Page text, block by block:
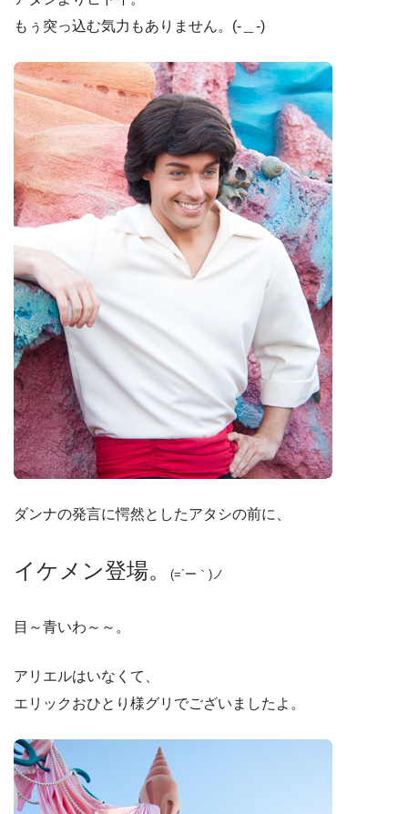
もぅ突っ込む気力もありません。(-＿-)
ダンナの発言に愕然としたアタシの前に、
イケメン登場。 (=´ー｀)ノ
目～青いわ～～。
アリエルはいなくて、
エリックおひとり様グリでございましたよ。